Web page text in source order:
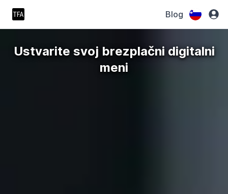
Blog
Ustvarite svoj brezplačni digitalni
meni